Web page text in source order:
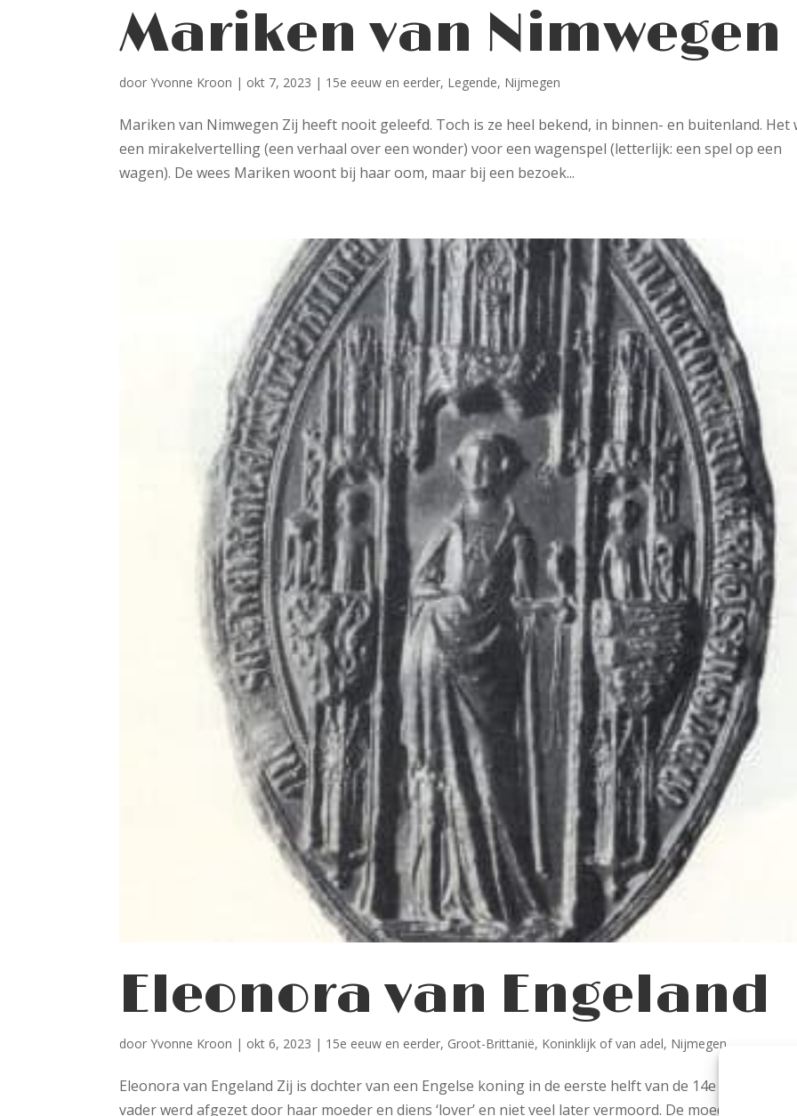
Mariken van Nimwegen
doorYvonne Kroon | okt 7, 2023 | 15e eeuw en eerder, Legende, Nijmegen
Mariken van Nimwegen Zij heeft nooit geleefd. Toch is ze heel bekend, in binnen- en buitenland. Het
een mirakelvertelling (een verhaal over een wonder) voor een wagenspel (letterlijk: een spel op een
wagen). De wees Mariken woont bij haar oom, maar bij een bezoek...
Eleonora van Engeland
doorYvonne Kroon | okt 6, 2023 | 15e eeuw en eerder, Groot-Brittanië, Koninklijk of van adel, Nijmegen
Eleonora van Engeland Zij is dochter van een Engelse koning in de eerste helft van de 14e eeuw. Haar
vader werd afgezet door haar moeder en diens ‘lover’ en niet veel later vermoord. De moeder werd